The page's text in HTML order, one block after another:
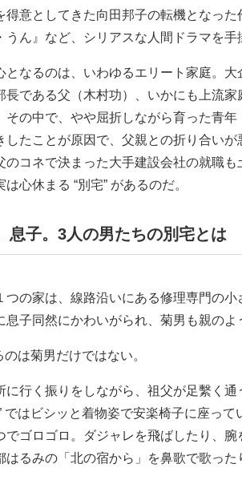
得意としてきた向田邦子の転機となっ
うん』など、シリアスな人間ドラマを手
となるのは、いわゆるエリート家庭。大
長である父（木村功）、いかにも上流
その中で、やや屈折しながら育った青
したことが原因で、父親との折り合いが
のコネで決まった大手建設会社の就職
心休まる “別宅” があるのだ。
息子。3人の男たちの別宅とは
つの家は、線路沿いにある修理専門の
息子同然にかわいがられ、菊男も親のよ
のは菊男だけではない。
に行く振りをしながら、祖父が足繫く
ではビシッと着物姿で安楽椅子に座って
でゴロゴロ。ダジャレを飛ばしたり、
はるみの「北の宿から」を鼻歌で歌った